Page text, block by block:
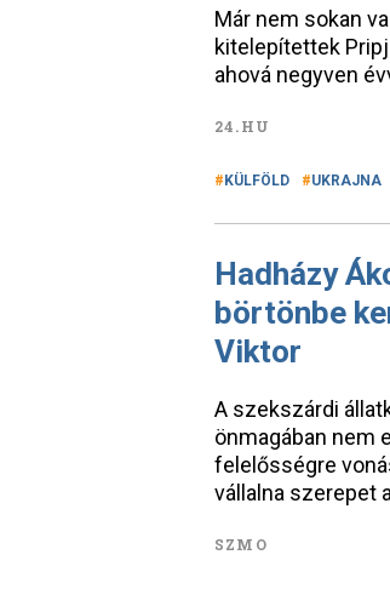
Már nem sokan
kitelepítettek
ahová negyven
24.HU
KÜLFÖLD UKRAJNA
Hadházy
börtönbe
Viktor
A szekszárdi
önmagában nem
felelősségre
vállalna szerepet
SZMO